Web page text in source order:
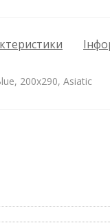
200x290, Asiatic